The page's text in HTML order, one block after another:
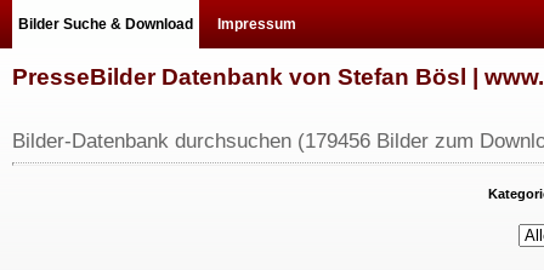
Bilder Suche & Download Impressum
PresseBilder Datenbank von Stefan Bösl |
Bilder-Datenbank durchsuchen (179456 Bilder zum